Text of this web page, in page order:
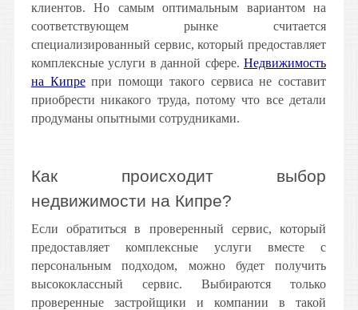
клиентов. Но самым оптимальным вариантом на
соответствующем рынке считается
специализированный сервис, который предоставляет
комплексные услуги в данной сфере. Недвижимость
на Кипрепри помощи такого сервиса не составит
приобрести никакого труда, потому что все детали
продуманы опытными сотрудниками.
Как происходит выбор
недвижимости на Кипре?
Если обратиться в проверенный сервис, который
предоставляет комплексные услуги вместе с
персональным подходом, можно будет получить
высококлассный сервис. Выбираются только
проверенные застройщики и компании в такой